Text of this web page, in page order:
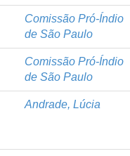
Comissão Pró-Índio
de São Paulo
Comissão Pró-Índio
de São Paulo
Andrade, Lúcia